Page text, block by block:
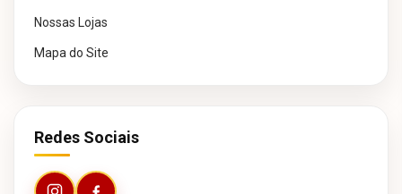
Nossas Lojas
Mapa do Site
Redes Sociais